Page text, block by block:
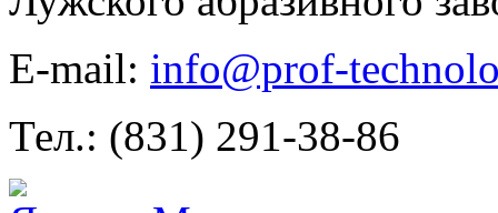
E-mail: info@prof-
Тел.: (831) 291-38-86